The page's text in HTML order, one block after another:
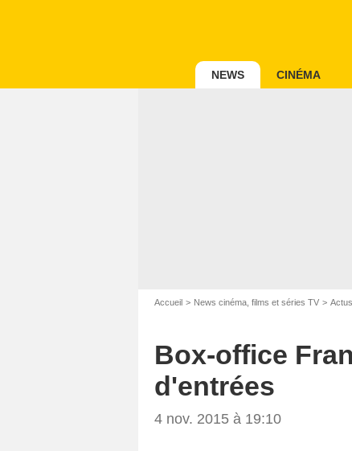
NEWS CINÉMA
Accueil News cinéma, films et séries TV
Box-office
d'entrées
4 nov. 2015 à 19:10